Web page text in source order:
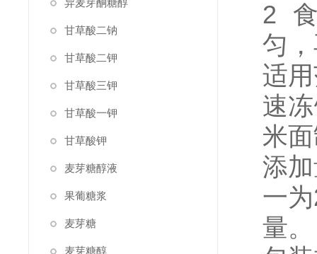
异麦芽酮糖醇
甘草酸二钠
甘草酸二钾
甘草酸三钾
甘草酸一钾
甘草酸钾
麦芽糖醇液
果葡糖浆
麦芽糖
麦芽糖醇
2
匀
适
速
米
添
一
量。